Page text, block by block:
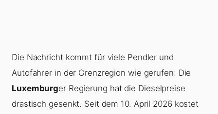
Die Nachricht kommt für viele Pendler und
Autofahrer in der Grenzregion wie gerufen: Die
Luxemburger Regierung hat die Dieselpreise
drastisch gesenkt. Seit dem 10. April 2026 kostet